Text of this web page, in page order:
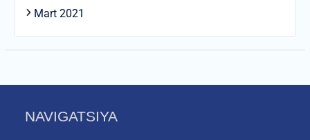
Mart 2021
NAVIGATSIYA